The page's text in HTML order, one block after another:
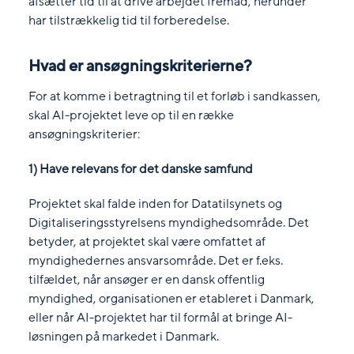
har tilstrækkelig tid til forberedelse.
Hvad er ansøgningskriterierne?
For at komme i betragtning til et forløb i sandkassen,
skal AI-projektet leve op til en række
ansøgningskriterier:
1) Have relevans for det danske samfund
Projektet skal falde inden for Datatilsynets og
Digitaliseringsstyrelsens myndighedsområde. Det
betyder, at projektet skal være omfattet af
myndighedernes ansvarsområde. Det er f.eks.
tilfældet, når ansøger er en dansk offentlig
myndighed, organisationen er etableret i Danmark,
eller når AI-projektet har til formål at bringe AI-
løsningen på markedet i Danmark.